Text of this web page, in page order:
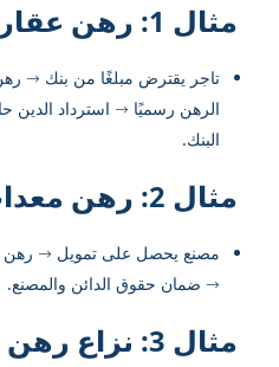
مثال 1: رهن عقار تجاري
تاجر يقترض مبلغًا من بنك →
الرهن رسميًا → استرداد
البنك.
مثال 2: رهن معدات
مصنع يحصل على تمويل → رهن
→ ضمان حقوق الدائن والمصنع.
مثال 3: نزاع رهن